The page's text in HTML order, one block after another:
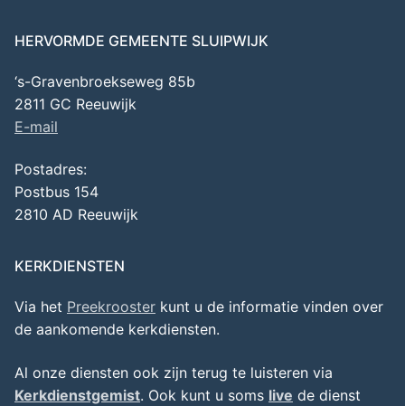
HERVORMDE GEMEENTE SLUIPWIJK
‘s-Gravenbroekseweg 85b
2811 GC Reeuwijk
E-mail
Postadres:
Postbus 154
2810 AD Reeuwijk
KERKDIENSTEN
Via het Preekrooster kunt u de informatie vinden over
de aankomende kerkdiensten.
Al onze diensten ook zijn terug te luisteren via
Kerkdienstgemist. Ook kunt u soms live de dienst